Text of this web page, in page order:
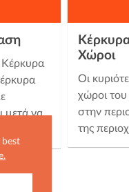
best
μετά να
Χώροι
Οι
χώροι του
στην
της